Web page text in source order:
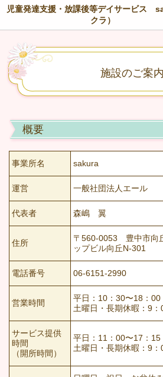
児童発達支援・放課後等デイサービス
クラ）
施設のご案内
概要
事業所名 sakura
運営 一般社団法人エール
代表者 森嶋 翼
住所
〒560-0053 豊中市向
ップビル向丘N-301
電話番号 06-6151-2990
営業時間
平日：10：30〜18：00
土曜日・長期休暇：9
サービス提供
時間
（開所時間）
平日：11：00〜17：15
土曜日・長期休暇：9